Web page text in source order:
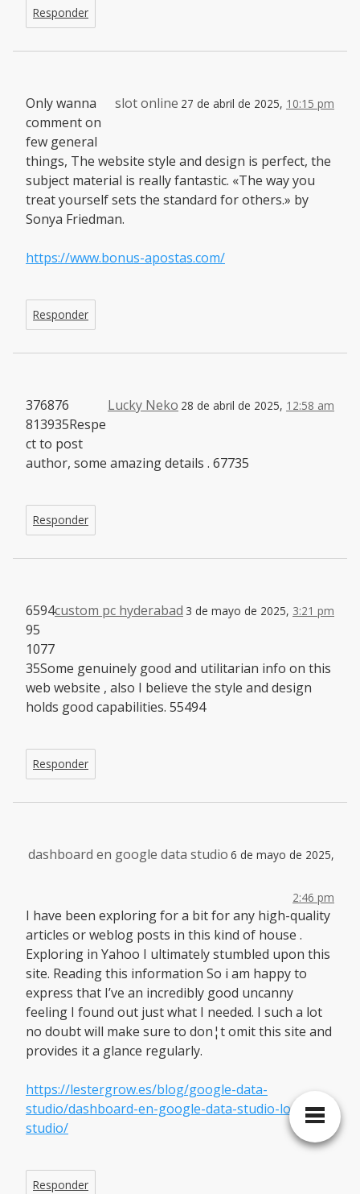
Responder
slot online 27 de abril de 2025, 10:15 pm
Only wanna
comment on
few general
things, The website style and design is perfect, the
subject material is really fantastic. «The way you
treat yourself sets the standard for others.» by
Sonya Friedman.
https://www.bonus-apostas.com/
Responder
Lucky Neko 28 de abril de 2025, 12:58 am
376876
813935Respe
ct to post
author, some amazing details . 67735
Responder
custom pc hyderabad 3 de mayo de 2025, 3:21 pm
6594
95
1077
35Some genuinely good and utilitarian info on this
web website , also I believe the style and design
holds good capabilities. 55494
Responder
dashboard en google data studio 6 de mayo de 2025,
2:46 pm
I have been exploring for a bit for any high-quality
articles or weblog posts in this kind of house .
Exploring in Yahoo I ultimately stumbled upon this
site. Reading this information So i am happy to
express that I’ve an incredibly good uncanny
feeling I found out just what I needed. I such a lot
no doubt will make sure to don¦t omit this site and
provides it a glance regularly.
https://lestergrow.es/blog/google-data-
studio/dashboard-en-google-data-studio-looker-
studio/
Responder